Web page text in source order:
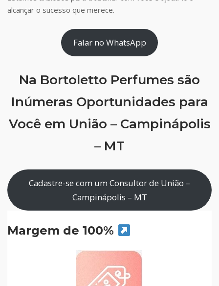
alcançar o sucesso que merece.
Falar no WhatsApp
Na Bortoletto Perfumes são
Inúmeras Oportunidades para
Você em União – Campinápolis
– MT
Cadastre-se com um Consultor de União –
Campinápolis – MT
Margem de 100%